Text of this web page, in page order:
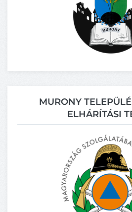
MURONY
ELHÁRÍTÁSI